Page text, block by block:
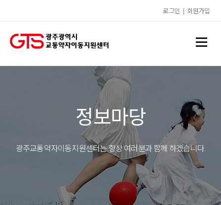
로그인 | 회원가입
정보마당
광주교통약자이동지원센터는 항상 여러분과 함께 하겠습니다.